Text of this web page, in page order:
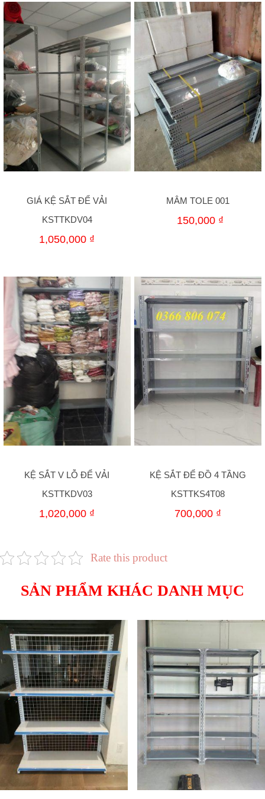
GIÁ KỆ SẮT ĐỂ VẢI
KSTTKDV04
1,050,000 ₫
MÂM TOLE 001
150,000 ₫
KỆ SẮT V LỖ ĐỂ VẢI
KSTTKDV03
1,020,000 ₫
KỆ SẮT ĐỂ ĐỒ 4 TẦNG
KSTTKS4T08
700,000 ₫
Rate this product
SẢN PHẨM KHÁC DANH MỤC